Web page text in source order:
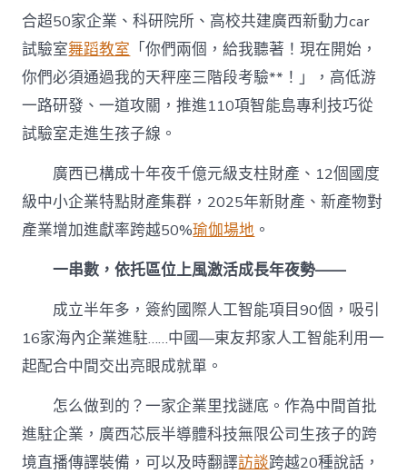
合超50家企業、科研院所、高校共建廣西新動力car
試驗室舞蹈教室 「你們兩個，給我聽著！現在開始，
你們必須通過我的天秤座三階段考驗**！」，高低游
一路研發、一道攻關，推進110項智能島專利技巧從
試驗室走進生孩子線。
廣西已構成十年夜千億元級支柱財產、12個國度
級中小企業特點財產集群，2025年新財產、新產物對
產業增加進獻率跨越50%瑜伽場地 。
一串數，依托區位上風激活成長年夜勢——
成立半年多，簽約國際人工智能項目90個，吸引
16家海內企業進駐……中國—東友邦家人工智能利用一
起配合中間交出亮眼成就單。
怎么做到的？一家企業里找謎底。作為中間首批
進駐企業，廣西芯辰半導體科技無限公司生孩子的跨
境直播傳譯裝備，可以及時翻譯訪談跨越20種說話，